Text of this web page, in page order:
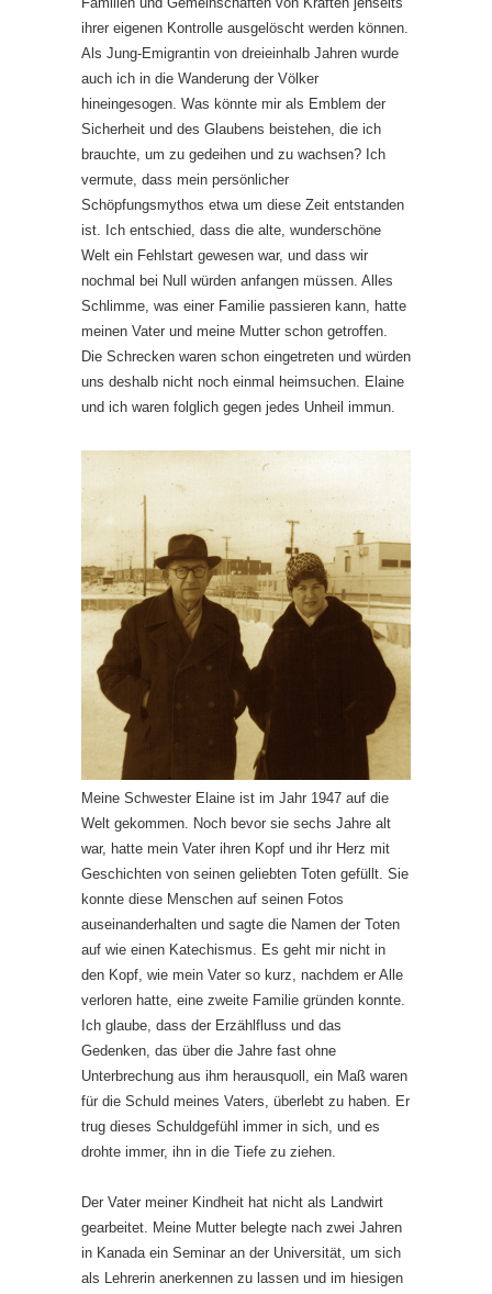
ihrer eigenen Kontrolle ausgelöscht werden können.
Als Jung-Emigrantin von dreieinhalb Jahren wurde
auch ich in die Wanderung der Völker
hineingesogen. Was könnte mir als Emblem der
Sicherheit und des Glaubens beistehen, die ich
brauchte, um zu gedeihen und zu wachsen? Ich
vermute, dass mein persönlicher
Schöpfungsmythos etwa um diese Zeit entstanden
ist. Ich entschied, dass die alte, wunderschöne
Welt ein Fehlstart gewesen war, und dass wir
nochmal bei Null würden anfangen müssen. Alles
Schlimme, was einer Familie passieren kann, hatte
meinen Vater und meine Mutter schon getroffen.
Die Schrecken waren schon eingetreten und würden
uns deshalb nicht noch einmal heimsuchen. Elaine
und ich waren folglich gegen jedes Unheil immun.
Meine Schwester Elaine ist im Jahr 1947 auf die
Welt gekommen. Noch bevor sie sechs Jahre alt
war, hatte mein Vater ihren Kopf und ihr Herz mit
Geschichten von seinen geliebten Toten gefüllt. Sie
konnte diese Menschen auf seinen Fotos
auseinanderhalten und sagte die Namen der Toten
auf wie einen Katechismus. Es geht mir nicht in
den Kopf, wie mein Vater so kurz, nachdem er Alle
verloren hatte, eine zweite Familie gründen konnte.
Ich glaube, dass der Erzählfluss und das
Gedenken, das über die Jahre fast ohne
Unterbrechung aus ihm herausquoll, ein Maß waren
für die Schuld meines Vaters, überlebt zu haben. Er
trug dieses Schuldgefühl immer in sich, und es
drohte immer, ihn in die Tiefe zu ziehen.
Der Vater meiner Kindheit hat nicht als Landwirt
gearbeitet. Meine Mutter belegte nach zwei Jahren
in Kanada ein Seminar an der Universität, um sich
als Lehrerin anerkennen zu lassen und im hiesigen